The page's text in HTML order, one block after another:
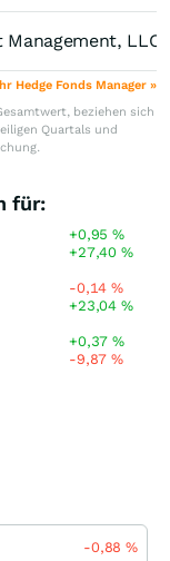
Management, LLC
Hedge Fonds Manager »
beziehen sich
Quartals und
für:
+0,95%
+27,40%
-0,14%
+23,04%
+0,37%
-9,87%
-0,88%